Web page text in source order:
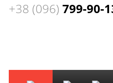
+38 (096) 799-90-